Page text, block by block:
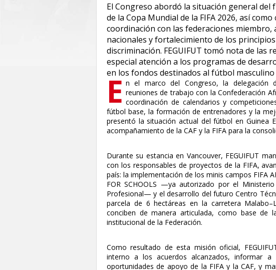
El Congreso abordó la situación general
de la Copa Mundial de la FIFA 2026, así
coordinación con las federaciones miembro,
nacionales y fortalecimiento de los
discriminación. FEGUIFUT tomó nota de las
especial atención a los programas de
en los fondos destinados al fútbol
E n el marco del Congreso, la delegación
reuniones de trabajo con la Confederación
coordinación de calendarios y
fútbol base, la formación de entrenadores y la
presentó la situación actual del fútbol en Guinea
acompañamiento de la CAF y la FIFA para la
Durante su estancia en Vancouver, FEGUIFUT
con los responsables de proyectos de la FIFA,
país: la implementación de los minis campos FIFA
FOR SCHOOLS —ya autorizado por el
Profesional— y el desarrollo del futuro Centro
parcela de 6 hectáreas en la carretera
conciben de manera articulada, como base de
institucional de la Federación.
Como resultado de esta misión oficial,
interno a los acuerdos alcanzados, informar
oportunidades de apoyo de la FIFA y la CAF, y